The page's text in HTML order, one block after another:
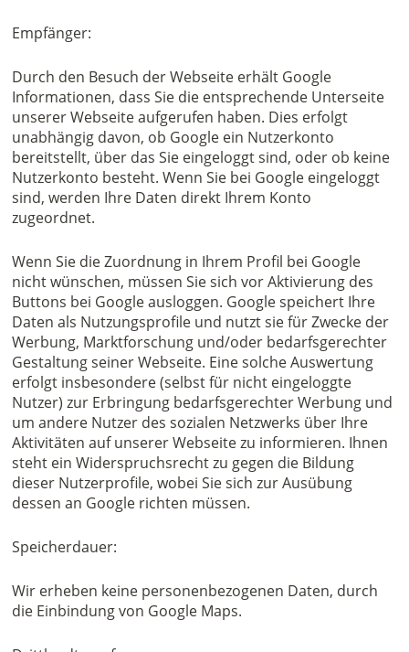
Empfänger:
Durch den Besuch der Webseite erhält Google
Informationen, dass Sie die entsprechende Unterseite
unserer Webseite aufgerufen haben. Dies erfolgt
unabhängig davon, ob Google ein Nutzerkonto
bereitstellt, über das Sie eingeloggt sind, oder ob keine
Nutzerkonto besteht. Wenn Sie bei Google eingeloggt
sind, werden Ihre Daten direkt Ihrem Konto
zugeordnet.
Wenn Sie die Zuordnung in Ihrem Profil bei Google
nicht wünschen, müssen Sie sich vor Aktivierung des
Buttons bei Google ausloggen. Google speichert Ihre
Daten als Nutzungsprofile und nutzt sie für Zwecke der
Werbung, Marktforschung und/oder bedarfsgerechter
Gestaltung seiner Webseite. Eine solche Auswertung
erfolgt insbesondere (selbst für nicht eingeloggte
Nutzer) zur Erbringung bedarfsgerechter Werbung und
um andere Nutzer des sozialen Netzwerks über Ihre
Aktivitäten auf unserer Webseite zu informieren. Ihnen
steht ein Widerspruchsrecht zu gegen die Bildung
dieser Nutzerprofile, wobei Sie sich zur Ausübung
dessen an Google richten müssen.
Speicherdauer:
Wir erheben keine personenbezogenen Daten, durch
die Einbindung von Google Maps.